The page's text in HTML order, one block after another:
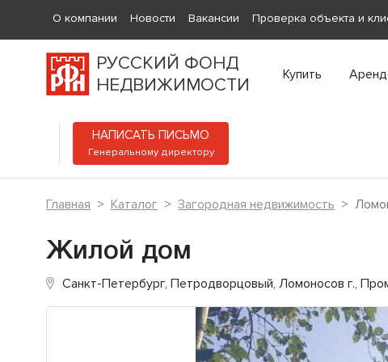
О компании Новости Вакансии Проверка объекта и
РУССКИЙ ФОНД
НЕДВИЖИМОСТИ
Купить
НАПИСАТЬ ПИСЬМО
Генеральному директору
Главная Каталог Загородная недвижимость
Жилой дом
Санкт-Петербург, Петродворцовый, Ломоносов г.,